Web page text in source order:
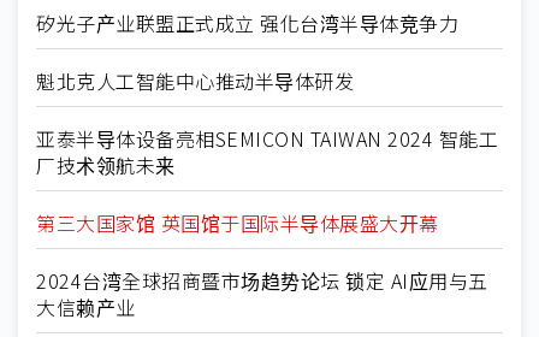
矽光子产业联盟正式成立 强化台湾半导体竞争力
魁北克人工智能中心推动半导体研发
亚泰半导体设备亮相SEMICON TAIWAN 2024 智能工
厂技术领航未来
第三大国家馆 英国馆于国际半导体展盛大开幕
2024台湾全球招商暨市场趋势论坛 锁定 AI应用与五
大信赖产业